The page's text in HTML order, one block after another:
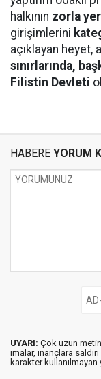
halkının zorla
girişimlerini
açıklayan heyet,
sınırlarında,
Filistin Devleti
HABERE YORUM
UYARI: Çok uzun
imalar, inançlara
karakter